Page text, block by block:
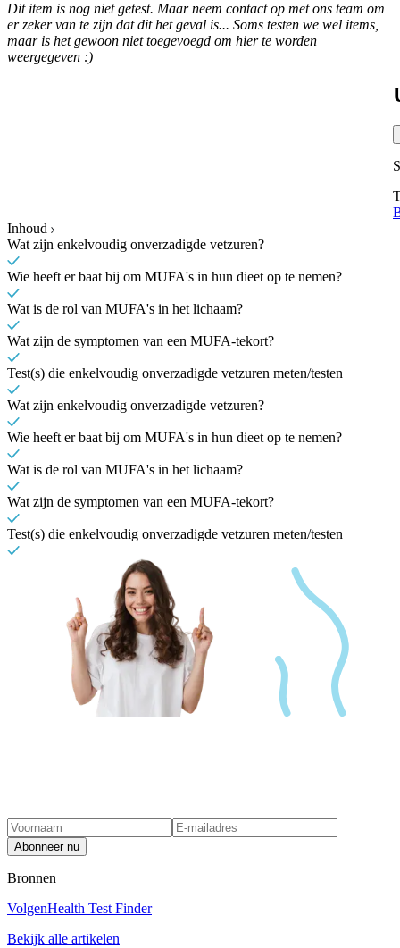
Dit item is nog niet getest. Maar neem contact op met ons team om
er zeker van te zijn dat dit het geval is... Soms testen we wel items,
maar is het gewoon niet toegevoegd om hier te worden
weergegeven :)
Inhoud
Wat zijn enkelvoudig onverzadigde vetzuren?
Wie heeft er baat bij om MUFA's in hun dieet op te nemen?
Wat is de rol van MUFA's in het lichaam?
Wat zijn de symptomen van een MUFA-tekort?
Test(s) die enkelvoudig onverzadigde vetzuren meten/testen
Wat zijn enkelvoudig onverzadigde vetzuren?
Wie heeft er baat bij om MUFA's in hun dieet op te nemen?
Wat is de rol van MUFA's in het lichaam?
Wat zijn de symptomen van een MUFA-tekort?
Test(s) die enkelvoudig onverzadigde vetzuren meten/testen
Abonneer nu
Bronnen
VolgenHealth Test Finder
Bekijk alle artikelen